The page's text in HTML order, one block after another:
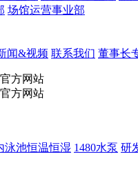
场馆运营事业部
闻&视频 联系我们 董事长
泳池恒温恒湿 1480水泵 研